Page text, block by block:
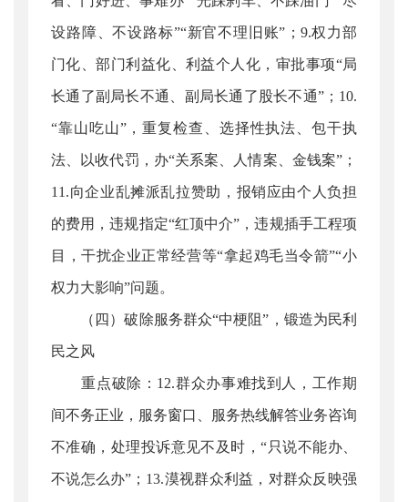
设路障、不设路标”“新官不理旧账”；9.权力部
门化、部门利益化、利益个人化，审批事项“局
长通了副局长不通、副局长通了股长不通”；10.
“靠山吃山”，重复检查、选择性执法、包干执
法、以收代罚，办“关系案、人情案、金钱案”；
11.向企业乱摊派乱拉赞助，报销应由个人负担
的费用，违规指定“红顶中介”，违规插手工程项
目，干扰企业正常经营等“拿起鸡毛当令箭”“小
权力大影响”问题。
（四）破除服务群众“中梗阻”，锻造为民利
民之风
重点破除：12.群众办事难找到人，工作期
间不务正业，服务窗口、服务热线解答业务咨询
不准确，处理投诉意见不及时，“只说不能办、
不说怎么办”；13.漠视群众利益，对群众反映强